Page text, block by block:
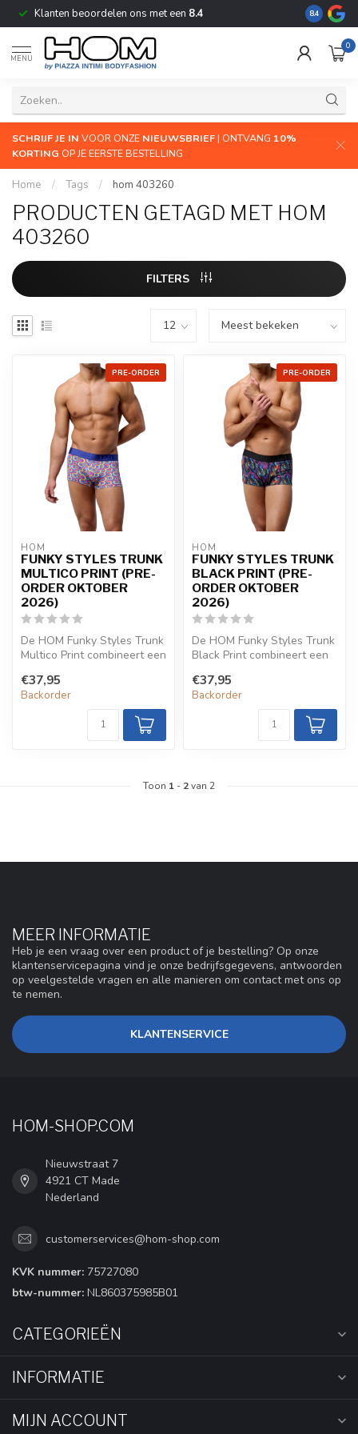
Klanten beoordelen ons met een 8.4 De
8.4
MENU
0
SCHRIJF JE IN VOOR ONZE NIEUWSBRIEF| ONTVANG 10%
KORTING OP JE EERSTE BESTELLING
Home / Tags / hom 403260
PRODUCTEN GETAGD MET HOM
403260
FILTERS
PRE-ORDER
HOM
FUNKY STYLES TRUNK
MULTICO PRINT (PRE-
ORDER OKTOBER
2026)
De HOM Funky Styles Trunk
Multico Print combineert een
€37,95
Backorder
PRE-ORDER
HOM
FUNKY STYLES TRUNK
BLACK PRINT (PRE-
ORDER OKTOBER
2026)
De HOM Funky Styles Trunk
Black Print combineert een
e...
€37,95
Backorder
Toon 1 - 2van 2
MEER INFORMATIE
Heb je een vraag over een product of je bestelling? Op onze
klantenservicepagina vind je onze bedrijfsgegevens, antwoorden
op veelgestelde vragen en alle manieren om contact met ons op
te nemen.
KLANTENSERVICE
HOM-SHOP.COM
Nieuwstraat 7
4921 CT Made
Nederland
customerservices@hom-shop.com
KVK nummer: 75727080
btw-nummer: NL860375985B01
CATEGORIEËN
INFORMATIE
MIJN ACCOUNT